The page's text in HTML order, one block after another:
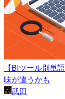
【BIツール別単
味が違うかも
武田